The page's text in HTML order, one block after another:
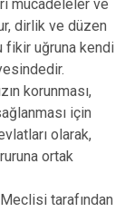
mücadeleler ve
dirlik ve düzen
fikir uğruna kendi
korunması,
için
olarak,
ortak
tarafından